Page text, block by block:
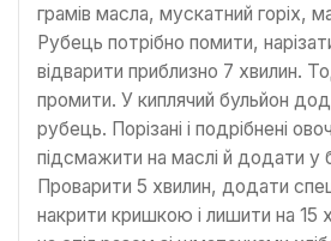
грамів масла, мускатний горіх,
Рубець потрібно помити,
відварити приблизно 7 хвилин.
промити. У киплячий бульйон
рубець. Порізані і подрібнені
підсмажити на маслі й додати у
Проварити 5 хвилин, додати
накрити кришкою і лишити на 15